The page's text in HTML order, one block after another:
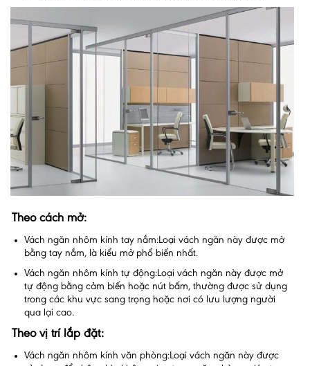
Theo cách mở:
Vách ngăn nhôm kính tay nắm:Loại vách ngăn này được mở
bằng tay nắm, là kiểu mở phổ biến nhất.
Vách ngăn nhôm kính tự động:Loại vách ngăn này được mở
tự động bằng cảm biến hoặc nút bấm, thường được sử dụng
trong các khu vực sang trọng hoặc nơi có lưu lượng người
qua lại cao.
Theo vị trí lắp đặt:
Vách ngăn nhôm kính văn phòng:Loại vách ngăn này được